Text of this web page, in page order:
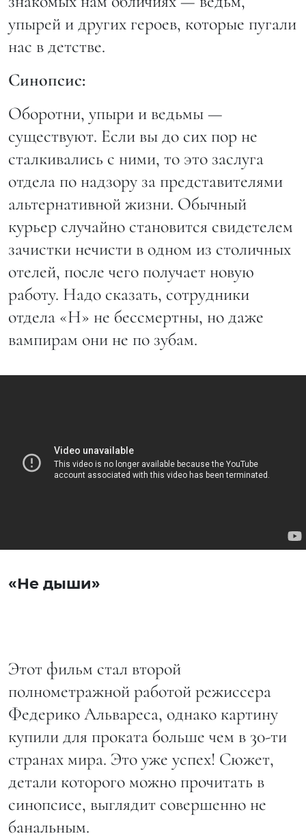
упырей и других героев, которые пугали
нас в детстве.
Синопсис:
Оборотни, упыри и ведьмы —
существуют. Если вы до сих пор не
сталкивались с ними, то это заслуга
отдела по надзору за представителями
альтернативной жизни. Обычный
курьер случайно становится свидетелем
зачистки нечисти в одном из столичных
отелей, после чего получает новую
работу. Надо сказать, сотрудники
отдела «Н» не бессмертны, но даже
вампирам они не по зубам.
«Не дыши»
Этот фильм стал второй
полнометражной работой режиссера
Федерико Альвареса, однако картину
купили для проката больше чем в 30-ти
странах мира. Это уже успех! Сюжет,
детали которого можно прочитать в
синопсисе, выглядит совершенно не
банальным.